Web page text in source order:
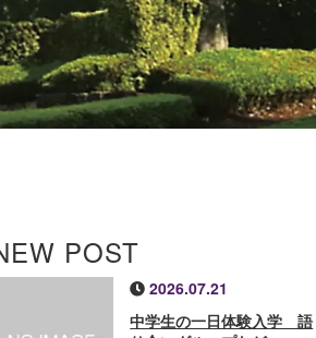
POST
2026.07.21
中学生の一日体験入学 語